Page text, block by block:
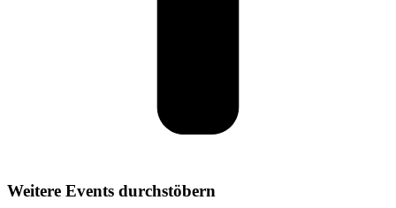
Weitere Events durchstöbern